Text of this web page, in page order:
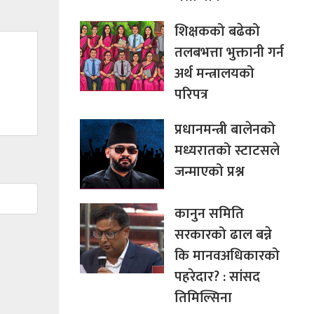
शिक्षकको बढेको
तलबभत्ता भुक्तानी गर्न
अर्थ मन्त्रालयको
परिपत्र
प्रधानमन्त्री बालेनको
मध्यरातको स्टाटसले
जन्माएको प्रश्न
कानुन समिति
सरकारको ढाल बन्ने
कि मानवअधिकारको
पहरेदार? : सांसद
तिमिल्सिना